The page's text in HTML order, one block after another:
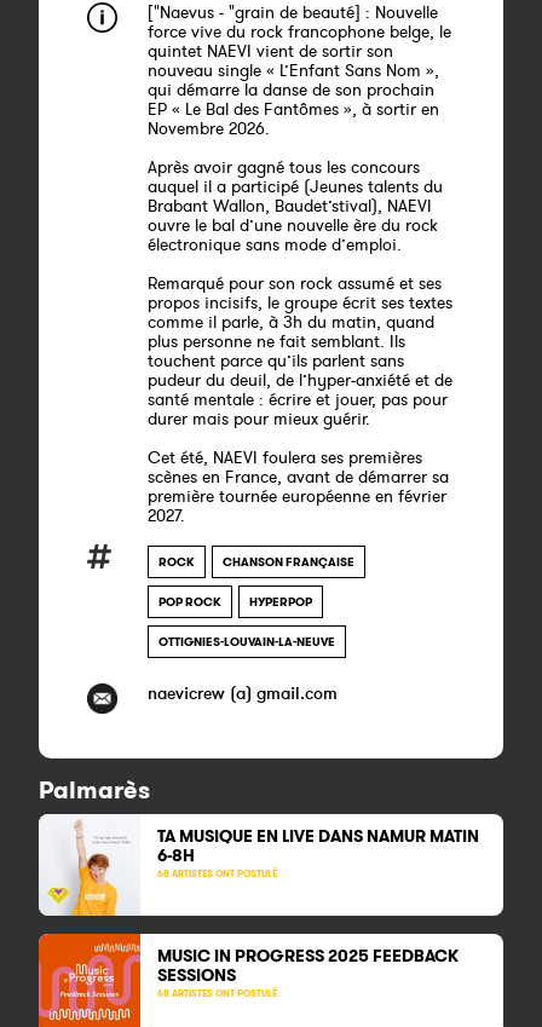
["Naevus - "grain de beauté] : Nouvelle
force vive du rock francophone belge, le
quintet NAEVI vient de sortir son
nouveau single « L’Enfant Sans Nom »,
qui démarre la danse de son prochain
EP « Le Bal des Fantômes », à sortir en
Novembre 2026.
Après avoir gagné tous les concours
auquel il a participé (Jeunes talents du
Brabant Wallon, Baudet’stival), NAEVI
ouvre le bal d’une nouvelle ère du rock
électronique sans mode d’emploi.
Remarqué pour son rock assumé et ses
propos incisifs, le groupe écrit ses textes
comme il parle, à 3h du matin, quand
plus personne ne fait semblant. Ils
touchent parce qu’ils parlent sans
pudeur du deuil, de l’hyper-anxiété et de
santé mentale : écrire et jouer, pas pour
durer mais pour mieux guérir.
Cet été, NAEVI foulera ses premières
scènes en France, avant de démarrer sa
première tournée européenne en février
2027.
ROCK CHANSON FRANÇAISE
POP ROCK HYPERPOP
OTTIGNIES-LOUVAIN-LA-NEUVE
naevicrew (a) gmail.com
Palmarès
TA MUSIQUE EN LIVE DANS NAMUR MATIN
6-8H
68 ARTISTES ONT POSTULÉ
MUSIC IN PROGRESS 2025 FEEDBACK
SESSIONS
68 ARTISTES ONT POSTULÉ